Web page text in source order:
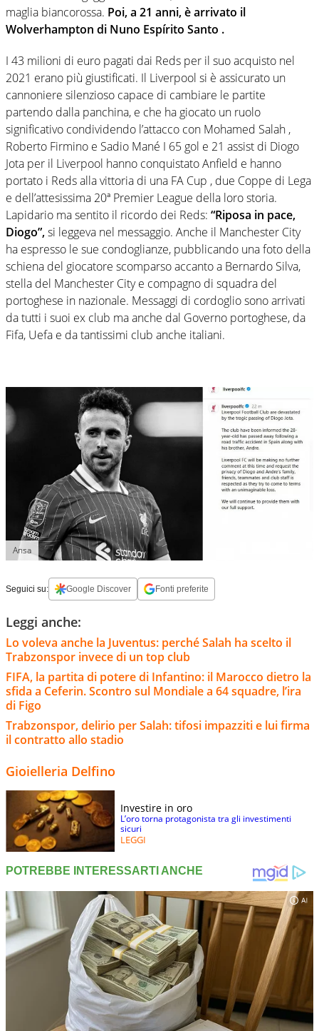
maglia biancorossa. Poi, a 21 anni, è arrivato il
Wolverhampton di Nuno Espírito Santo .
I 43 milioni di euro pagati dai Reds per il suo acquisto nel
2021 erano più giustificati. Il Liverpool si è assicurato un
cannoniere silenzioso capace di cambiare le partite
partendo dalla panchina, e che ha giocato un ruolo
significativo condividendo l’attacco con Mohamed Salah ,
Roberto Firmino e Sadio Mané I 65 gol e 21 assist di Diogo
Jota per il Liverpool hanno conquistato Anfield e hanno
portato i Reds alla vittoria di una FA Cup , due Coppe di Lega
e dell’attesissima 20ª Premier League della loro storia.
Lapidario ma sentito il ricordo dei Reds: “Riposa in pace,
Diogo”,si leggeva nel messaggio. Anche il Manchester City
ha espresso le sue condoglianze, pubblicando una foto della
schiena del giocatore scomparso accanto a Bernardo Silva,
stella del Manchester City e compagno di squadra del
portoghese in nazionale. Messaggi di cordoglio sono arrivati
da tutti i suoi ex club ma anche dal Governo portoghese, da
Fifa, Uefa e da tantissimi club anche italiani.
Ansa
Seguici su: Google Discover Fonti preferite
Leggi anche:
Lo voleva anche la Juventus: perché Salah ha scelto il
Trabzonspor invece di un top club
FIFA, la partita di potere di Infantino: il Marocco dietro la
sfida a Ceferin. Scontro sul Mondiale a 64 squadre, l’ira
di Figo
Trabzonspor, delirio per Salah: tifosi impazziti e lui firma
il contratto allo stadio
Gioielleria Delfino
Investire in oro
L’oro torna protagonista tra gli investimenti
sicuri
LEGGI